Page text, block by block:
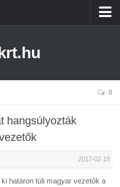
0
hangsúlyozták
2017-02-18
határon túli magyar vezetők a